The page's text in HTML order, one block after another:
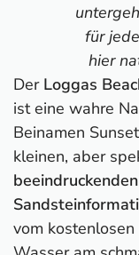
für
hier
Der Loggas
ist eine wahre
Beinamen
kleinen, aber
vom